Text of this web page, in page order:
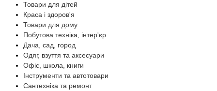
Товари для дітей
Краса і здоров'я
Товари для дому
Побутова техніка, інтер'єр
Дача, сад, город
Одяг, взуття та аксесуари
Офіс, школа, книги
Інструменти та автотовари
Сантехніка та ремонт